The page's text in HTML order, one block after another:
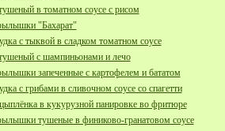
в томатном соусе с рисом
"Бахарат"
с тыквой в сладком томатном соусе
с шампиньонами и лечо
запеченные с картофелем и бататом
с грибами в сливочном соусе со спагетти
в кукурузной панировке во фритюре
тушеные в финиково-гранатовом соусе